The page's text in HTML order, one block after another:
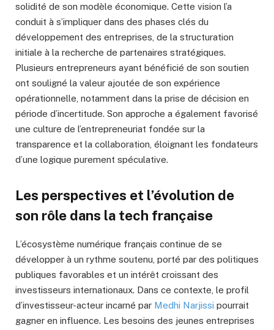
solidité de son modèle économique. Cette vision l’a
conduit à s’impliquer dans des phases clés du
développement des entreprises, de la structuration
initiale à la recherche de partenaires stratégiques.
Plusieurs entrepreneurs ayant bénéficié de son soutien
ont souligné la valeur ajoutée de son expérience
opérationnelle, notamment dans la prise de décision en
période d’incertitude. Son approche a également favorisé
une culture de l’entrepreneuriat fondée sur la
transparence et la collaboration, éloignant les fondateurs
d’une logique purement spéculative.
Les perspectives et l’évolution de
son rôle dans la tech française
L’écosystème numérique français continue de se
développer à un rythme soutenu, porté par des politiques
publiques favorables et un intérêt croissant des
investisseurs internationaux. Dans ce contexte, le profil
d’investisseur-acteur incarné par Medhi Narjissi pourrait
gagner en influence. Les besoins des jeunes entreprises